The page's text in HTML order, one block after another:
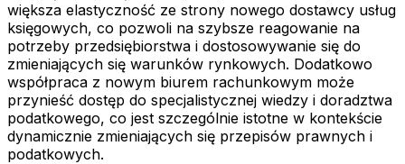
większa elastyczność ze strony nowego dostawcy usług
księgowych, co pozwoli na szybsze reagowanie na
potrzeby przedsiębiorstwa i dostosowywanie się do
zmieniających się warunków rynkowych. Dodatkowo
współpraca z nowym biurem rachunkowym może
przynieść dostęp do specjalistycznej wiedzy i doradztwa
podatkowego, co jest szczególnie istotne w kontekście
dynamicznie zmieniających się przepisów prawnych i
podatkowych.